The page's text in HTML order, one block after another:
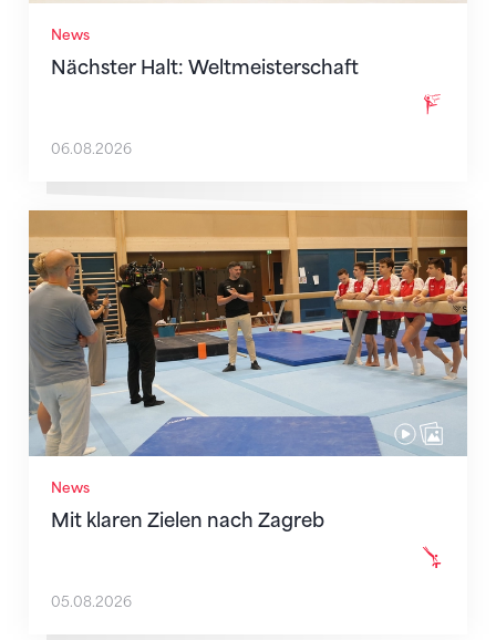
News
Nächster Halt: Weltmeisterschaft
06.08.2026
News
Mit klaren Zielen nach Zagreb
Mit klaren Zielen nach Zagreb
05.08.2026